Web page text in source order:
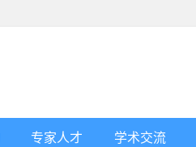
专家人才 学术交流